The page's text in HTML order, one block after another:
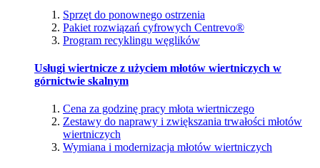
Sprzęt do ponownego ostrzenia
Pakiet rozwiązań cyfrowych Centrevo®
Program recyklingu węglików
Usługi wiertnicze z użyciem młotów wiertniczych w
górnictwie skalnym
Cena za godzinę pracy młota wiertniczego
Zestawy do naprawy i zwiększania trwałości młotów
wiertniczych
Wymiana i modernizacja młotów wiertniczych